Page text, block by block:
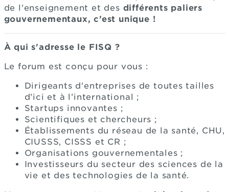
de l'enseignement et des différents paliers
gouvernementaux, c’est unique !
À qui s'adresse le FISQ ?
Le forum est conçu pour vous :
Dirigeants d'entreprises de toutes tailles
d’ici et à l’international ;
Startups innovantes ;
Scientifiques et chercheurs ;
Établissements du réseau de la santé, CHU,
CIUSSS, CISSS et CR ;
Organisations gouvernementales ;
Investisseurs du secteur des sciences de la
vie et des technologies de la santé.